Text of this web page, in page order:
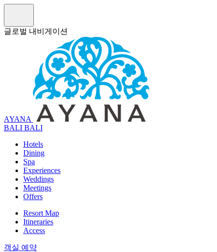
글로벌 내비게이션
AYANA
BALI BALI
Hotels
Dining
Spa
Experiences
Weddings
Meetings
Offers
Resort Map
Itineraries
Access
객실 예약